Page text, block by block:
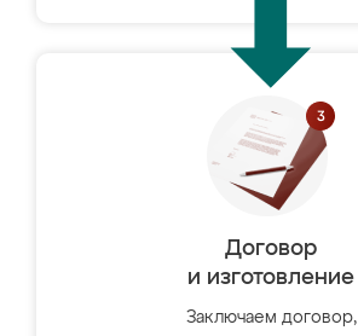
Договор
и изготовление
Заключаем договор,